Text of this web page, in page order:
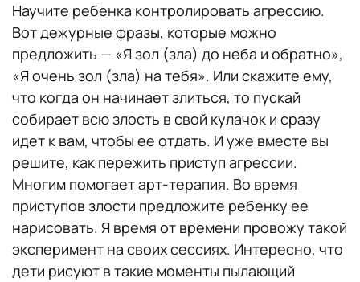
Научите ребенка контролировать агрессию.
Вот дежурные фразы, которые можно
предложить — «Я зол (зла) до неба и обратно»,
«Я очень зол (зла) на тебя». Или скажите ему,
что когда он начинает злиться, то пускай
собирает всю злость в свой кулачок и сразу
идет к вам, чтобы ее отдать. И уже вместе вы
решите, как пережить приступ агрессии.
Многим помогает арт-терапия. Во время
приступов злости предложите ребенку ее
нарисовать. Я время от времени провожу такой
эксперимент на своих сессиях. Интересно, что
дети рисуют в такие моменты пылающий